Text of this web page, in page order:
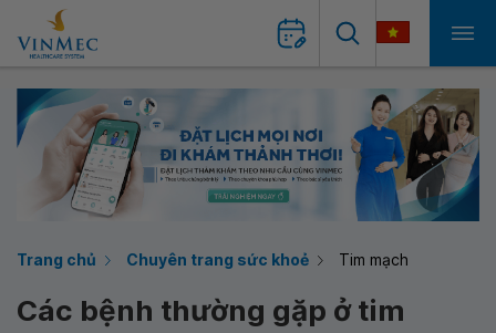
Trang chủ Chuyên trang sức khoẻ Tim mạch
Các bệnh thường gặp ở tim